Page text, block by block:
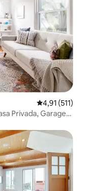
4,91 de uma
4,91 (511)
Privada, Garagem